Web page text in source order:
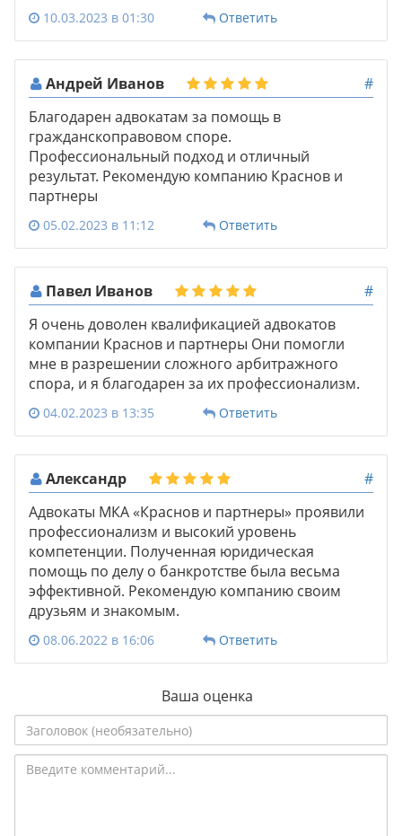
10.03.2023 в 01:30 Ответить
Андрей Иванов
#
Благодарен адвокатам за помощь в
гражданскоправовом споре.
Профессиональный подход и отличный
результат. Рекомендую компанию Краснов и
партнеры
05.02.2023 в 11:12 Ответить
Павел Иванов
#
Я очень доволен квалификацией адвокатов
компании Краснов и партнеры Они помогли
мне в разрешении сложного арбитражного
спора, и я благодарен за их профессионализм.
04.02.2023 в 13:35 Ответить
Александр
#
Адвокаты МКА «Краснов и партнеры» проявили
профессионализм и высокий уровень
компетенции. Полученная юридическая
помощь по делу о банкротстве была весьма
эффективной. Рекомендую компанию своим
друзьям и знакомым.
08.06.2022 в 16:06 Ответить
Ваша оценка